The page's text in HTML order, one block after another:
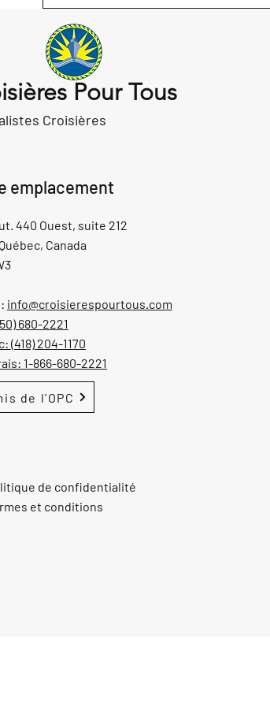
Pour Tous
Croisières
emplacement
440 Ouest, suite 212
Canada
info@croisierespourtous.com
680-2221
(418) 204-1170
1-866-680-2221
de l'OPC
de confidentialité
et conditions